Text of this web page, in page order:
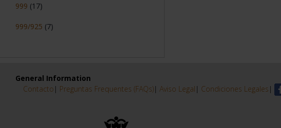
999 (17)
999/925 (7)
General Information
Contacto | Preguntas Frequentes (FAQs)| Aviso Legal | Condiciones Legales |